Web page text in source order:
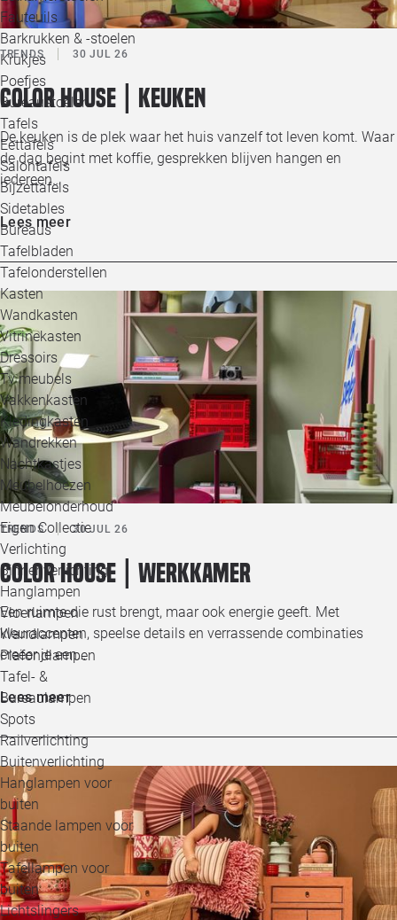
Fauteuils
Barkrukken & -stoelen
Krukjes
Poefjes
Bureaustoelen
Tafels
Eettafels
Salontafels
Bijzettafels
Sidetables
Bureaus
Tafelbladen
Tafelonderstellen
Kasten
Wandkasten
Vitrinekasten
Dressoirs
Tv meubels
Vakkenkasten
Kledingkasten
Wandrekken
Nachtkastjes
Meubelhoezen
Meubelonderhoud
Eigen Collectie
Verlichting
Binnenverlichting
Hanglampen
Vloerlampen
Wandlampen
Plafondlampen
Tafel- &
Bureaulampen
Spots
Railverlichting
Buitenverlichting
Hanglampen voor
buiten
Staande lampen voor
buiten
Tafellampen voor
buiten
Lichtslingers
Alle
TRENDS 30 JUL 26
Color House | Keuken
De keuken is de plek waar het huis vanzelf tot leven komt. Waar
de dag begint met koffie, gesprekken blijven hangen en
iedereen…
Lees meer
TRENDS 30 JUL 26
Color House | Werkkamer
Een ruimte die rust brengt, maar ook energie geeft. Met
kleuraccenten, speelse details en verrassende combinaties
creëer je een…
Lees meer